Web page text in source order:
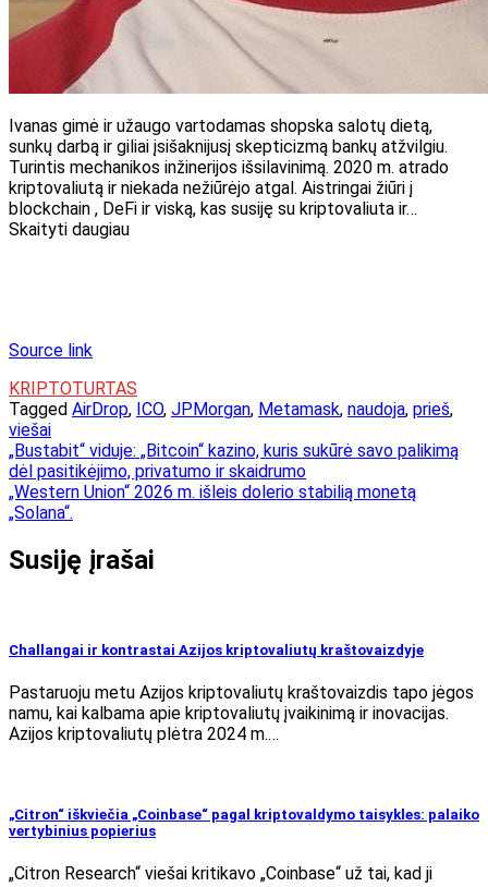
Ivanas gimė ir užaugo vartodamas shopska salotų dietą,
sunkų darbą ir giliai įsišaknijusį skepticizmą bankų atžvilgiu.
Turintis mechanikos inžinerijos išsilavinimą. 2020 m. atrado
kriptovaliutą ir niekada nežiūrėjo atgal. Aistringai žiūri į
blockchain , DeFi ir viską, kas susiję su kriptovaliuta ir…
Skaityti daugiau
Source link
KRIPTOTURTAS
Tagged AirDrop, ICO, JPMorgan, Metamask, naudoja, prieš,
viešai
Navigacija
tarp
įrašų
„Bustabit“ viduje: „Bitcoin“ kazino, kuris sukūrė savo palikimą
dėl pasitikėjimo, privatumo ir skaidrumo
„Western Union“ 2026 m. išleis dolerio stabilią monetą
„Solana“.
Susiję įrašai
Challangai ir kontrastai Azijos kriptovaliutų kraštovaizdyje
Pastaruoju metu Azijos kriptovaliutų kraštovaizdis tapo jėgos
namu, kai kalbama apie kriptovaliutų įvaikinimą ir inovacijas.
Azijos kriptovaliutų plėtra 2024 m.…
„Citron“ iškviečia „Coinbase“ pagal kriptovaldymo taisykles: palaiko
vertybinius popierius
„Citron Research“ viešai kritikavo „Coinbase“ už tai, kad ji